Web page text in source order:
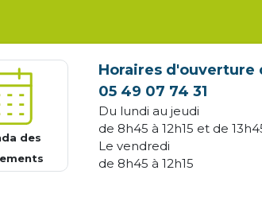
des
Horaires d'ouverture
05 49 07 74 31
Du lundi au jeudi
de 8h45 à 12h15 et de
Le vendredi
de 8h45 à 12h15